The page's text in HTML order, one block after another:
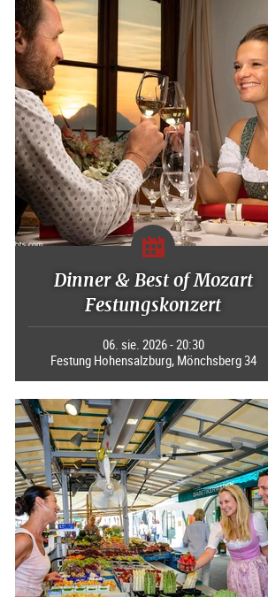
Dinner & Best of Mozart
Festungskonzert
06. sie. 2026 - 20:30
Festung Hohensalzburg, Mönchsberg 34